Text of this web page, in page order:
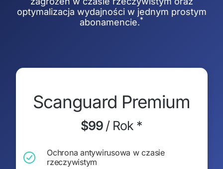
optymalizacja wydajności w jednym prostym
abonamencie.*
Scanguard Premium
$99 / Rok *
Ochrona antywirusowa w czasie
rzeczywistym